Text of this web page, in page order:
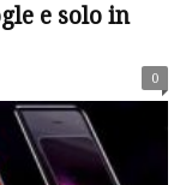
e solo in
0